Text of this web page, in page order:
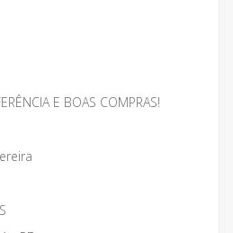
E BOAS COMPRAS!